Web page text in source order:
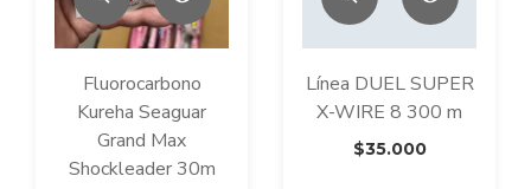
Fluorocarbono
Kureha Seaguar
Grand Max
Shockleader 30m
Línea DUEL SUPER
X-WIRE 8 300 m
$35.000